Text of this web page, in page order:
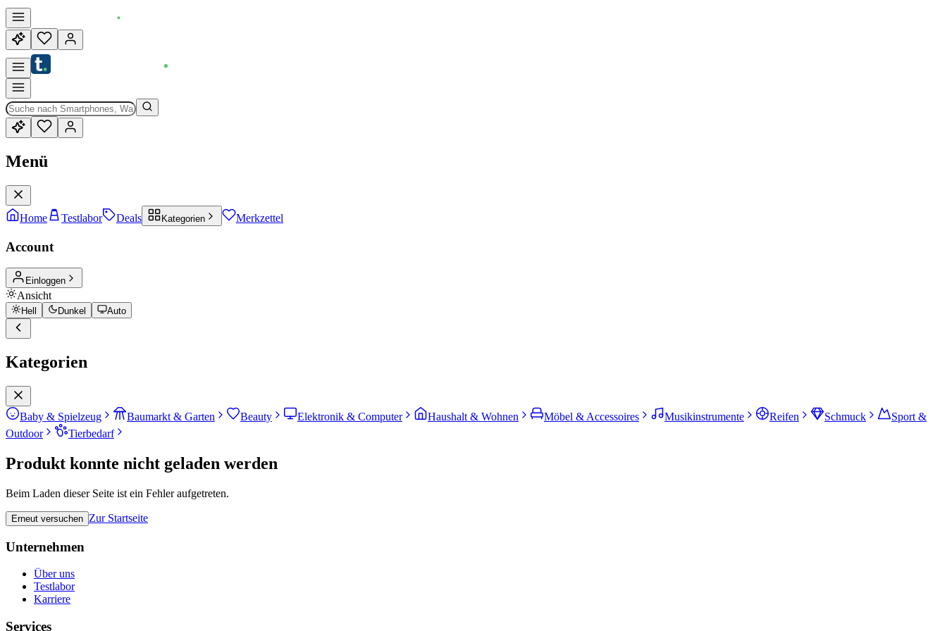
Menü
Home Testlabor Deals Kategorien Merkzettel
Account
Einloggen
Ansicht
Hell Dunkel Auto
Kategorien
Baby & Spielzeug Baumarkt & Garten Beauty Elektronik & Computer Haushalt & Wohnen Möbel & Accessoires Musikinstrumente Reifen Schmuck
Sport &
Outdoor
Tierbedarf
Produkt konnte nicht geladen werden
Beim Laden dieser Seite ist ein Fehler aufgetreten.
Erneut versuchen Zur Startseite
Unternehmen
Über uns
Testlabor
Karriere
Services